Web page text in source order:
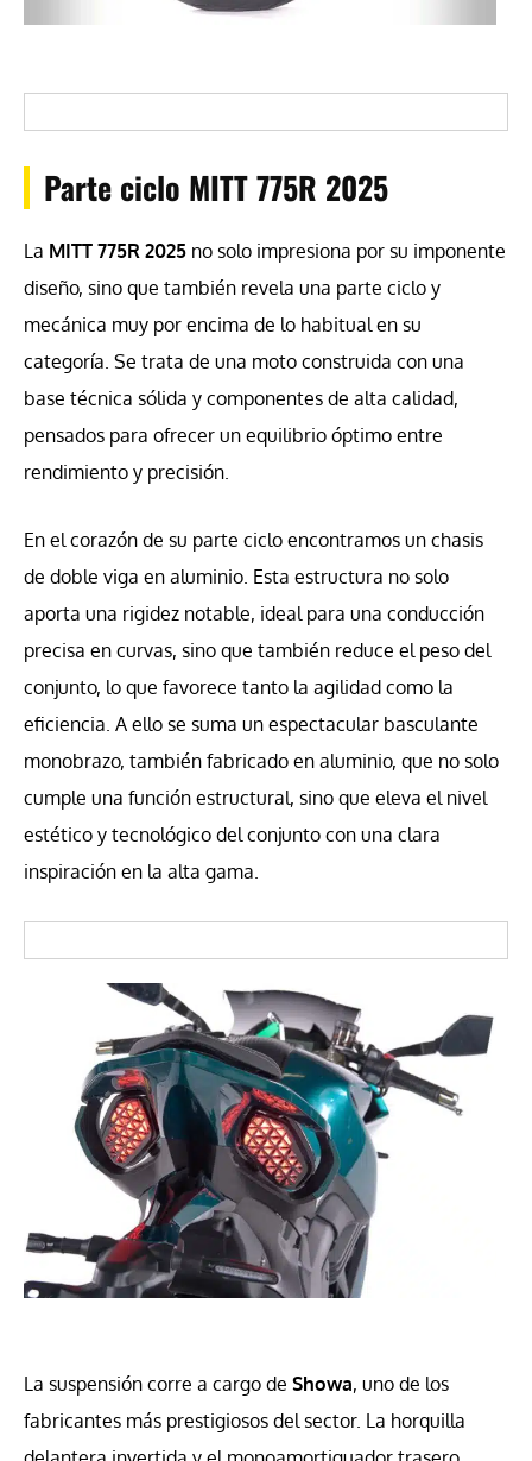
Parte ciclo MITT 775R 2025
La MITT 775R 2025 no solo impresiona por su imponente
diseño, sino que también revela una parte ciclo y
mecánica muy por encima de lo habitual en su
categoría. Se trata de una moto construida con una
base técnica sólida y componentes de alta calidad,
pensados para ofrecer un equilibrio óptimo entre
rendimiento y precisión.
En el corazón de su parte ciclo encontramos un chasis
de doble viga en aluminio. Esta estructura no solo
aporta una rigidez notable, ideal para una conducción
precisa en curvas, sino que también reduce el peso del
conjunto, lo que favorece tanto la agilidad como la
eficiencia. A ello se suma un espectacular basculante
monobrazo, también fabricado en aluminio, que no solo
cumple una función estructural, sino que eleva el nivel
estético y tecnológico del conjunto con una clara
inspiración en la alta gama.
La suspensión corre a cargo de Showa, uno de los
fabricantes más prestigiosos del sector. La horquilla